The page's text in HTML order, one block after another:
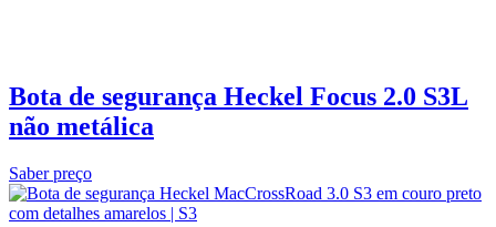
Bota de segurança Heckel Focus 2.0 S3L
não metálica
Saber preço